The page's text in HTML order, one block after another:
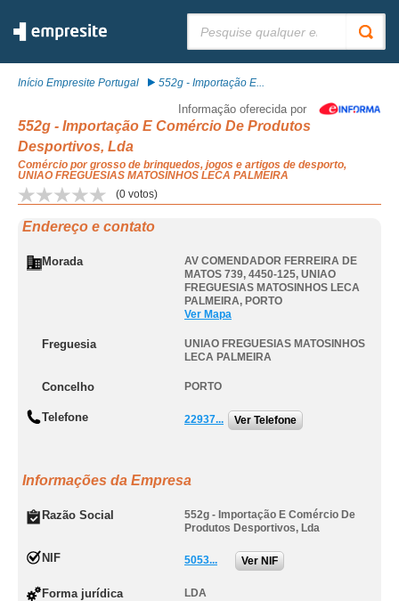
Início Empresite Portugal 552g - Importação E...
Informação oferecida por
552g - Importação E Comércio De Produtos
Desportivos, Lda
Comércio por grosso de brinquedos, jogos e artigos de desporto,
UNIAO FREGUESIAS MATOSINHOS LECA PALMEIRA
(0 votos)
Endereço e contato
Morada
AV COMENDADOR FERREIRA DE
MATOS 739, 4450-125, UNIAO
FREGUESIAS MATOSINHOS LECA
PALMEIRA, PORTO
Ver Mapa
Freguesia
UNIAO FREGUESIAS MATOSINHOS
LECA PALMEIRA
Concelho PORTO
Telefone 22937... Ver Telefone
Informações da Empresa
Razão Social
552g - Importação E Comércio De
Produtos Desportivos, Lda
NIF 5053... Ver NIF
Forma jurídica LDA